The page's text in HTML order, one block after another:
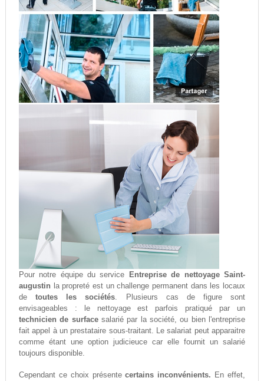
Pour notre équipe du service
Entreprise de nettoyage Saint-
augustin la propreté est un challenge permanent dans les locaux
detoutes les sociétés. Plusieurs cas de figure sont
envisageables : le nettoyage est parfois pratiqué par un
technicien de surfacesalarié par la société, ou bien l'entreprise
fait appel à un prestataire sous-traitant. Le salariat peut apparaitre
comme étant une option judicieuce car elle fournit un salarié
toujours disponible.
Cependant ce choix présentecertains inconvénients. En effet,